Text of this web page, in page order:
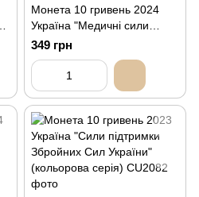
Монета 10 гривень 2024
Україна "Медичні сили
Збройних Сил України"
(кольорова серія)
349 грн